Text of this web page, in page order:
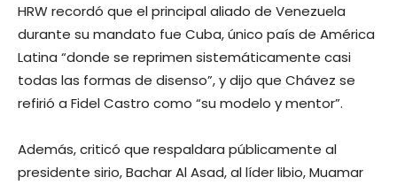
HRW recordó que el principal aliado de Venezuela
durante su mandato fue Cuba, único país de América
Latina “donde se reprimen sistemáticamente casi
todas las formas de disenso”, y dijo que Chávez se
refirió a Fidel Castro como “su modelo y mentor”.
Además, criticó que respaldara públicamente al
presidente sirio, Bachar Al Asad, al líder libio, Muamar